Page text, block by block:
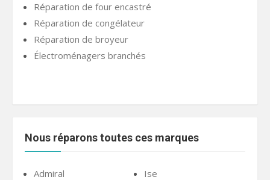
Nous réparons toutes ces marques
Admiral
Ise
Réparation de four encastré
Réparation de congélateur
Réparation de broyeur
Électroménagers branchés